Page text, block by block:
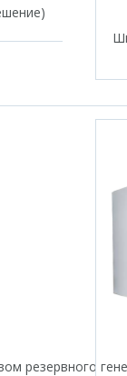
резервного